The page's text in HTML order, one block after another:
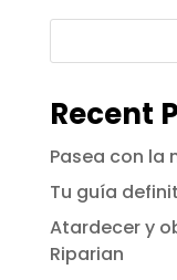
Recent
Pasea con la
Tu guía
Atardecer y
Riparian